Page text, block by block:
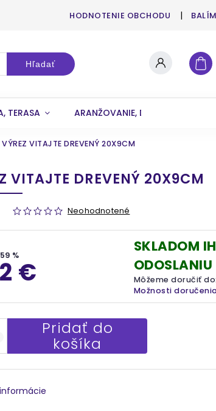
HODNOTENIE OBCHODU
Hľadať
TERASA ARANŽOVANIE, DEKOROVANIE
VÝREZ VITAJTE DREVENÝ 20X9CM
VITAJTE DREVENÝ 20X9CM
Neohodnotené
%
€
SKLADOM
ODOSLANIU
Môžeme doručiť do:
Možnosti
Pridať do
košíka